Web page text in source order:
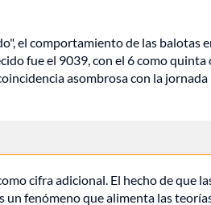
el comportamiento de las balotas
fue el 9039, con el 6 como quinta
asombrosa con la jornada
cifra adicional. El hecho de que
fenómeno que alimenta las